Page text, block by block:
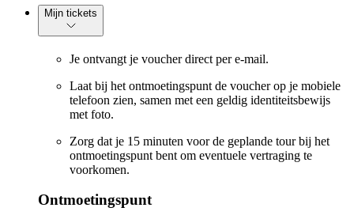
Mijn tickets
Je ontvangt je voucher direct per e-mail.
Laat bij het ontmoetingspunt de voucher op je mobiele
telefoon zien, samen met een geldig identiteitsbewijs
met foto.
Zorg dat je 15 minuten voor de geplande tour bij het
ontmoetingspunt bent om eventuele vertraging te
voorkomen.
Ontmoetingspunt